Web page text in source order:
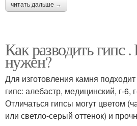
читать дальше →
Как разводить гипс
нужен?
Для изготовления камня
гипс: алебастр, медицинский, г-6,
Отличаться гипсы могут цветом
или светло-серый оттенок) и